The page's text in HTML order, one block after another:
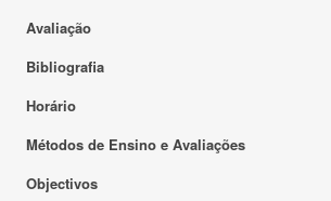
Avaliação
Bibliografia
Horário
Métodos de Ensino e Avaliações
Objectivos